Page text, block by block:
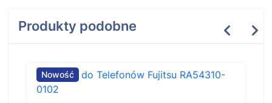
Produkty podobne
Nowość